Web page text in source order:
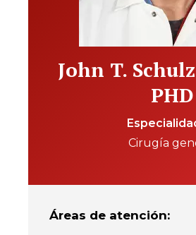
John T.
PHD
Cirugía
Áreas de atención: